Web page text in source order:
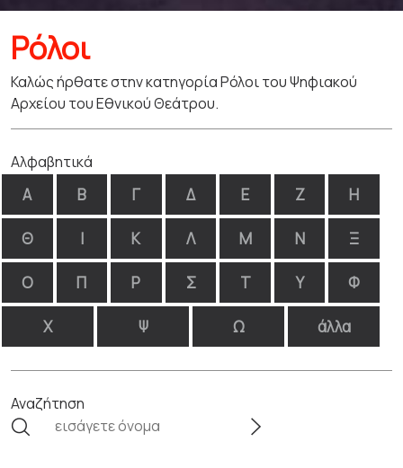
Ρόλοι
Καλώς ήρθατε στην κατηγορία Ρόλοι του Ψηφιακού
Αρχείου του Εθνικού Θεάτρου.
Αλφαβητικά
Α Β Γ Δ Ε Ζ Η
Θ Ι Κ Λ Μ Ν Ξ
Ο Π Ρ Σ Τ Υ Φ
Χ Ψ Ω άλλα
Αναζήτηση